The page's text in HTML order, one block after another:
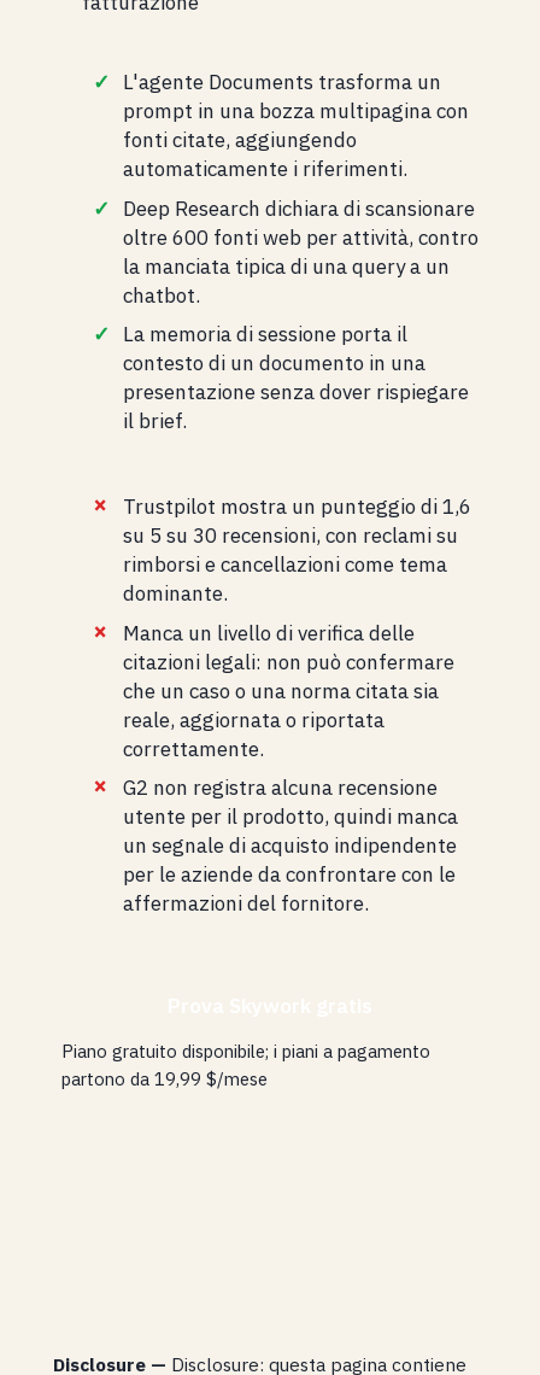
L'agente Documents trasforma un
prompt in una bozza multipagina con
fonti citate, aggiungendo
automaticamente i riferimenti.
Deep Research dichiara di scansionare
oltre 600 fonti web per attività, contro
la manciata tipica di una query a un
chatbot.
La memoria di sessione porta il
contesto di un documento in una
presentazione senza dover rispiegare
il brief.
Trustpilot mostra un punteggio di 1,6
su 5 su 30 recensioni, con reclami su
rimborsi e cancellazioni come tema
dominante.
Manca un livello di verifica delle
citazioni legali: non può confermare
che un caso o una norma citata sia
reale, aggiornata o riportata
correttamente.
G2 non registra alcuna recensione
utente per il prodotto, quindi manca
un segnale di acquisto indipendente
per le aziende da confrontare con le
affermazioni del fornitore.
Piano gratuito disponibile; i piani a pagamento
partono da 19,99 $/mese
Disclosure — Disclosure: questa pagina contiene